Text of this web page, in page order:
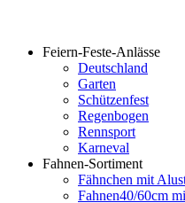
Feiern-Feste-Anlässe
Deutschland
Garten
Schützenfest
Regenbogen
Rennsport
Karneval
Fahnen-Sortiment
Fähnchen mit
Fahnen40/60cm